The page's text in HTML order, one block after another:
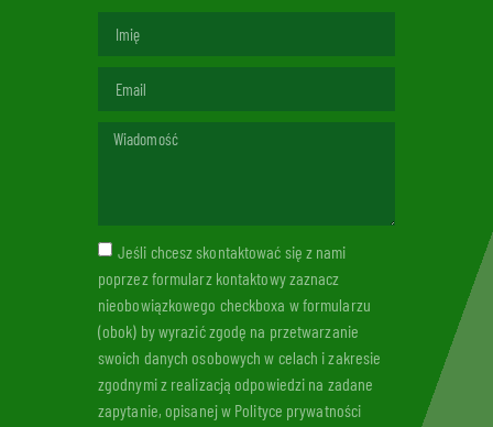
Jeśli chcesz skontaktować się z nami
poprzez formularz kontaktowy zaznacz
nieobowiązkowego checkboxa w formularzu
(obok) by wyrazić zgodę na przetwarzanie
swoich danych osobowych w celach i zakresie
zgodnymi z realizacją odpowiedzi na zadane
zapytanie, opisanej w Polityce prywatności